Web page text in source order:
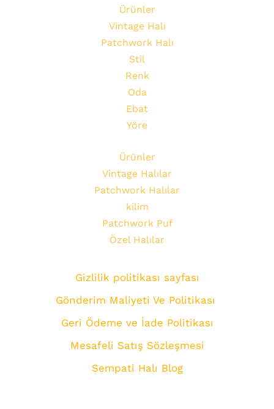
Ürünler
Vintage Halı
Patchwork Halı
Stil
Renk
Oda
Ebat
Yöre
Ürünler
Vintage Halılar
Patchwork Halılar
kilim
Patchwork Puf
Özel Halılar
Gizlilik politikası sayfası
Gönderim Maliyeti Ve Politikası
Geri Ödeme ve İade Politikası
Mesafeli Satış Sözleşmesi
Sempati Halı Blog